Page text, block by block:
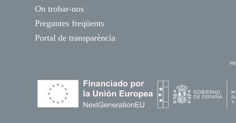
On trobar-nos
Preguntes freqüents
Portal de transparència